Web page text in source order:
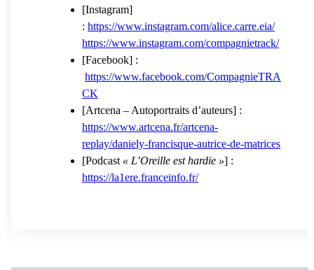
[Instagram]
:https://www.instagram.com/alice.carre.eia/
https://www.instagram.com/compagnietrack/
[Facebook] :
https://www.facebook.com/CompagnieTRA
CK
[Artcena – Autoportraits d’auteurs] :
https://www.artcena.fr/artcena-
replay/daniely-francisque-autrice-de-matrices
[Podcast « L’Oreille est hardie »] :
https://la1ere.franceinfo.fr/